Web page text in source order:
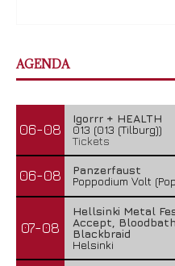
AGENDA
06-08
Igorrr + HEALTH
013 (013 (Tilburg))
Tickets
06-08
Panzerfaust
Poppodium Volt
07-08
Hellsinki Metal
Accept,
Blackbraid
Helsinki